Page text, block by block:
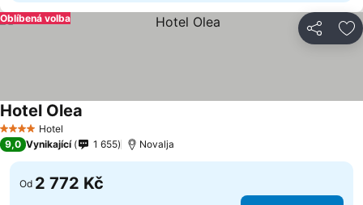
Sdílet
Oblíbená volba
4 Počet hvězdiček
Hotel
Hotel Olea
9,0 Vynikající 1 655 Novalja
Od 2 772 Kč